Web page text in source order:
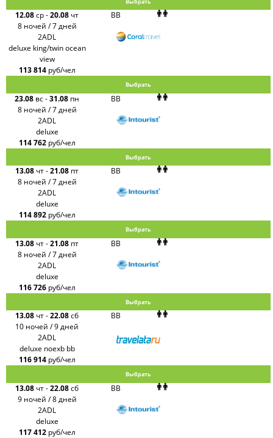
12.08ср-20.08 чт
8 ночей / 7 дней
BB
2ADL
deluxe king/twin ocean
view
113 814 руб/чел
Выбрать
23.08 вс-31.08 пн
8 ночей / 7 дней
BB
2ADL
deluxe
114 762 руб/чел
Выбрать
13.08 чт-21.08 пт
8 ночей / 7 дней
BB
2ADL
deluxe
114 892 руб/чел
Выбрать
13.08 чт-21.08 пт
8 ночей / 7 дней
BB
2ADL
deluxe
116 726 руб/чел
Выбрать
13.08 чт-22.08сб
10 ночей / 9 дней
BB
2ADL
deluxe noexb bb
116 914 руб/чел
Выбрать
13.08 чт-22.08сб
9 ночей / 8 дней
BB
2ADL
deluxe
117 412 руб/чел